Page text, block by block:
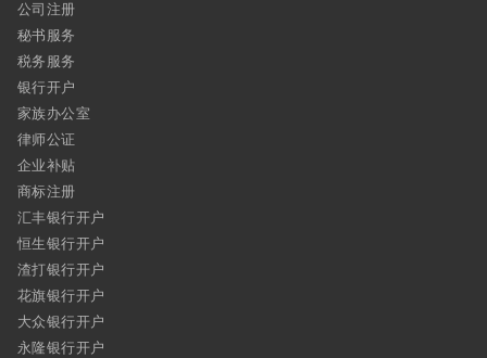
公司注册
秘书服务
税务服务
银行开户
家族办公室
律师公证
企业补贴
商标注册
汇丰银行开户
恒生银行开户
渣打银行开户
花旗银行开户
大众银行开户
永隆银行开户